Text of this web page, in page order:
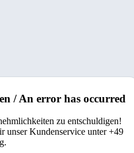
/ An error has occurred
zu entschuldigen!
unser Kundenservice unter +49